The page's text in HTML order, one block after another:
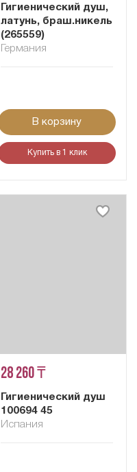
Гигиенический душ,
латунь, браш.никель
(265559)
Германия
В корзину
Купить в 1 клик
28 260 ₸
Гигиенический душ
100694 45
Испания